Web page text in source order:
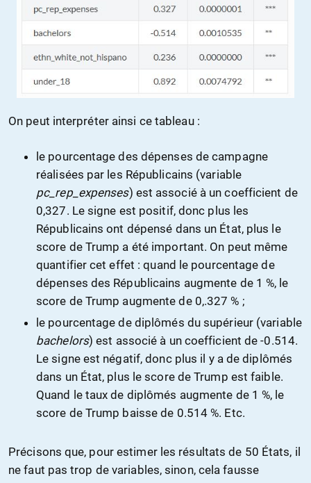
On peut interpréter ainsi ce tableau :
le pourcentage des dépenses de campagne
réalisées par les Républicains (variable
pc_rep_expenses) est associé à un coefficient de
0,327. Le signe est positif, donc plus les
Républicains ont dépensé dans un État, plus le
score de Trump a été important. On peut même
quantifier cet effet : quand le pourcentage de
dépenses des Républicains augmente de 1 %, le
score de Trump augmente de 0,.327 % ;
le pourcentage de diplômés du supérieur (variable
bachelors) est associé à un coefficient de -0.514.
Le signe est négatif, donc plus il y a de diplômés
dans un État, plus le score de Trump est faible.
Quand le taux de diplômés augmente de 1 %, le
score de Trump baisse de 0.514 %. Etc.
Précisons que, pour estimer les résultats de 50 États, il
ne faut pas trop de variables, sinon, cela fausse